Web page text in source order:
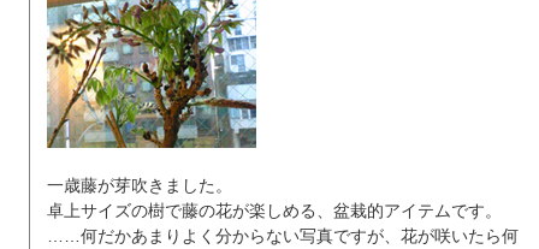
一歳藤が芽吹きました。
卓上サイズの樹で藤の花が楽しめる、盆栽的アイテムです。
……何だかあまりよく分からない写真ですが、花が咲いたら何